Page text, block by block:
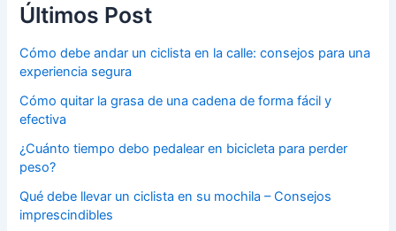
Últimos Post
Cómo debe andar un ciclista en la calle: consejos para una
experiencia segura
Cómo quitar la grasa de una cadena de forma fácil y
efectiva
¿Cuánto tiempo debo pedalear en bicicleta para perder
peso?
Qué debe llevar un ciclista en su mochila – Consejos
imprescindibles